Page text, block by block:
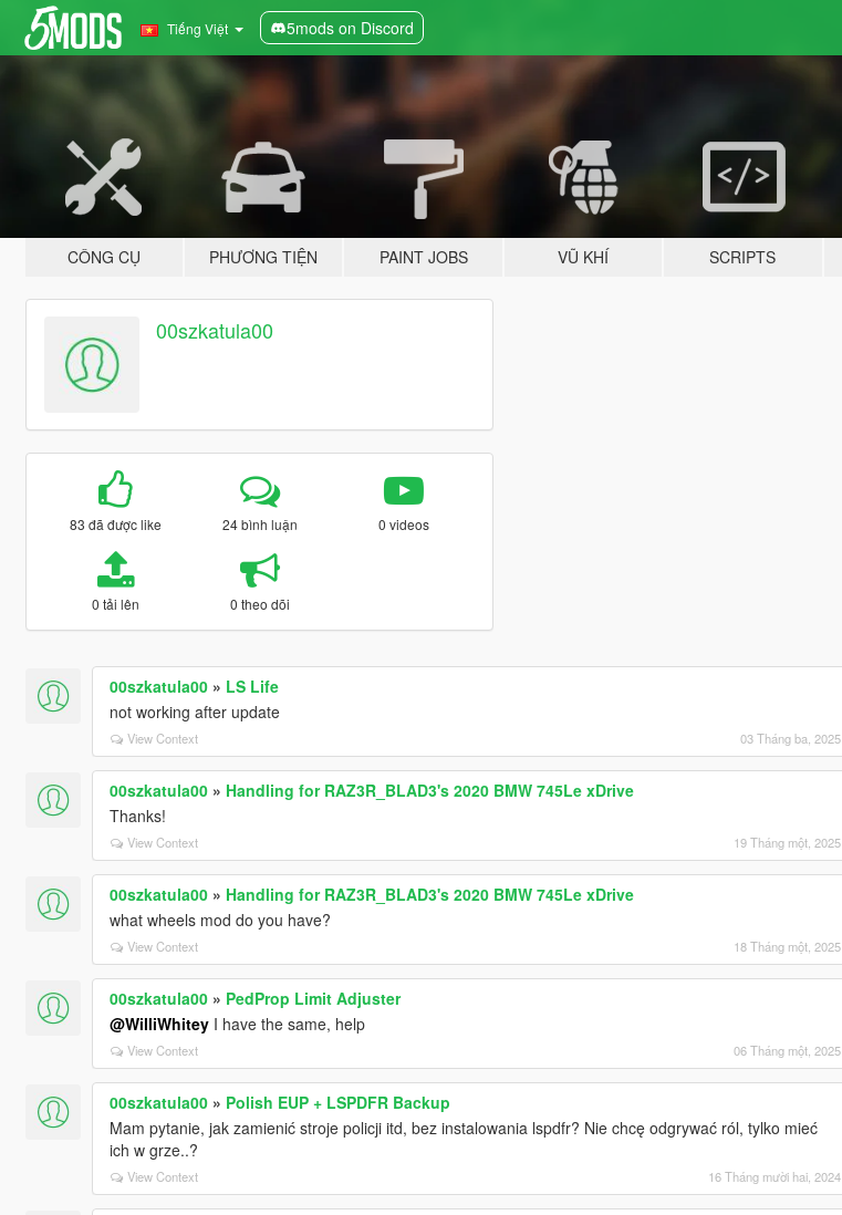
Tiếng Việt 5mods on Discord
CÔNG CỤ PHƯƠNG TIỆN PAINT JOBS VŨ KHÍ SCRIPTS
00szkatula00
83 đã được like 24 bình luận 0 videos
0 tải lên 0 theo dõi
00szkatula00» LS Life
not working after update
View Context 03 Tháng ba, 2025
00szkatula00» Handling for RAZ3R_BLAD3's 2020 BMW 745Le xDrive
Thanks!
View Context 19 Tháng một, 2025
00szkatula00» Handling for RAZ3R_BLAD3's 2020 BMW 745Le xDrive
what wheels mod do you have?
View Context 18 Tháng một, 2025
00szkatula00» PedProp Limit Adjuster
@WilliWhiteyI have the same, help
View Context 06 Tháng một, 2025
00szkatula00» Polish EUP + LSPDFR Backup
Mam pytanie, jak zamienić stroje policji itd, bez instalowania lspdfr? Nie chcę odgrywać ról, tylko mieć
ich w grze..?
View Context 16 Tháng mười hai, 2024